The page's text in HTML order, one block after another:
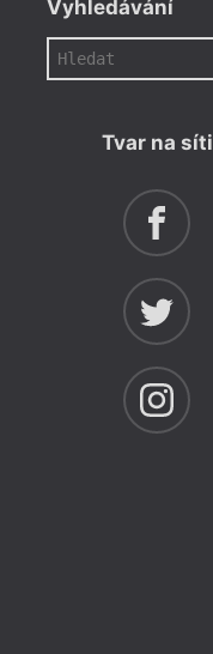
Vyhledávání
Tvar na síti